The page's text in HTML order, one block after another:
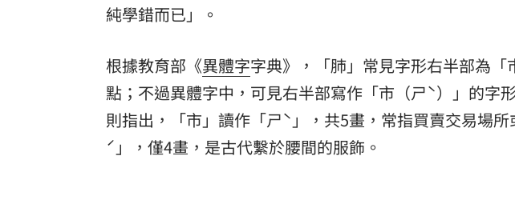
純學錯而已」。
根據教育部《異體字字典》，「肺」常見字形右半部為
點；不過異體字中，可見右半部寫作「市（ㄕˋ）」的字
則指出，「市」讀作「ㄕˋ」，共5畫，常指買賣交易場
ˊ」，僅4畫，是古代繫於腰間的服飾。